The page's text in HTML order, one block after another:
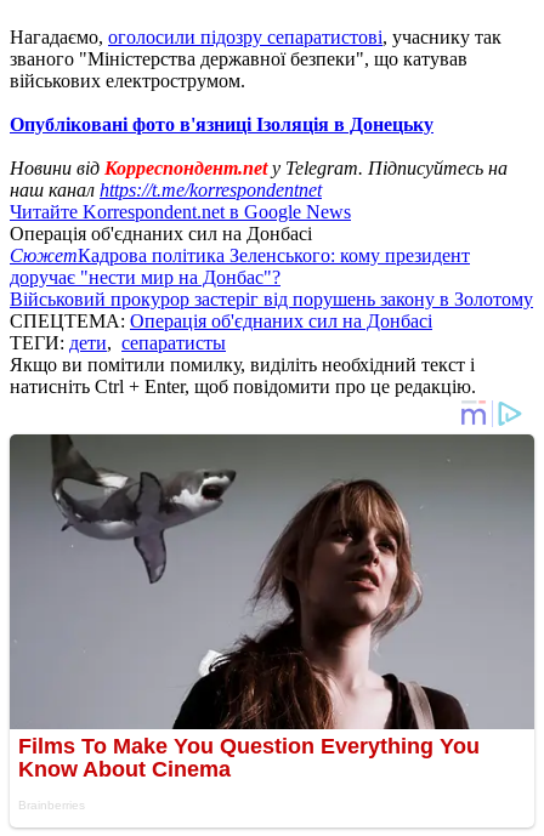
Нагадаємо, оголосили підозру сепаратистові, учаснику так
званого "Міністерства державної безпеки", що катував
військових електрострумом.
Опубліковані фото в'язниці Ізоляція в Донецьку
Новини від Корреспондент.netу Telegram. Підписуйтесь на
наш канал https://t.me/korrespondentnet
Читайте Korrespondent.net в Google News
Операція об'єднаних сил на Донбасі
СюжетКадрова політика Зеленського: кому президент
доручає "нести мир на Донбас"?
Військовий прокурор застеріг від порушень закону в Золотому
СПЕЦТЕМА: Операція об'єднаних сил на Донбасі
ТЕГИ: дети, сепаратисты
Якщо ви помітили помилку, виділіть необхідний текст і
натисніть Ctrl + Enter, щоб повідомити про це редакцію.